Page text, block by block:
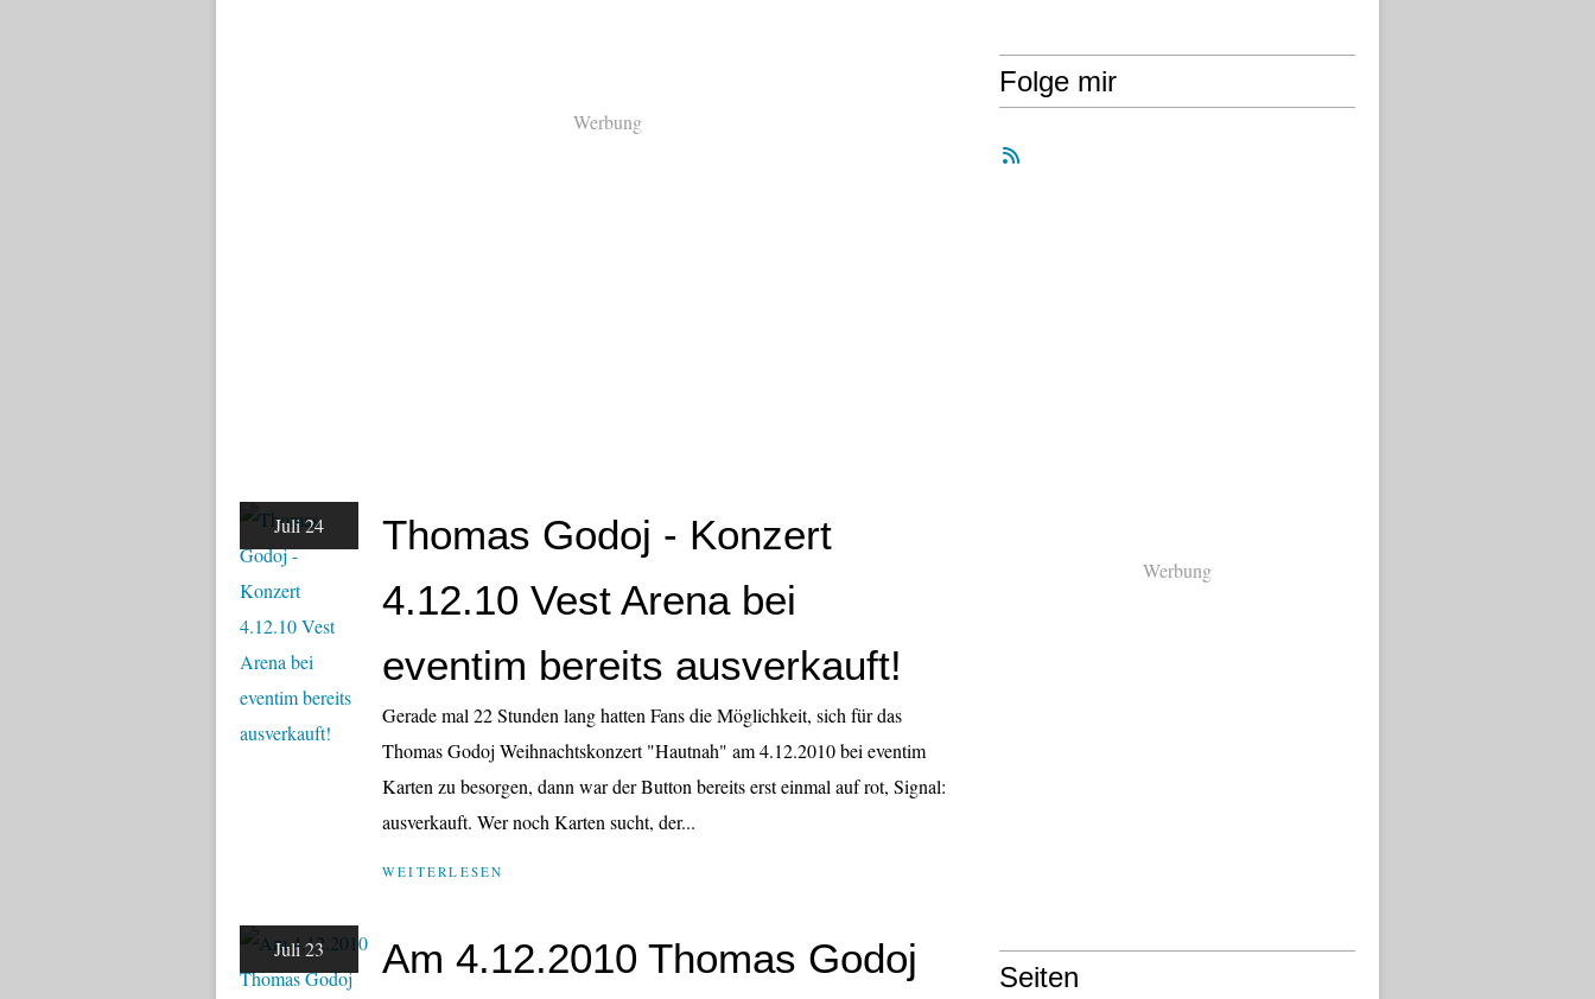
Werbung
Juli 24
Thomas Godoj - Konzert
4.12.10 Vest Arena bei
eventim bereits ausverkauft!
Gerade mal 22 Stunden lang hatten Fans die Möglichkeit, sich für das
Thomas Godoj Weihnachtskonzert "Hautnah" am 4.12.2010 bei eventim
Karten zu besorgen, dann war der Button bereits erst einmal auf rot, Signal:
ausverkauft. Wer noch Karten sucht, der...
WEITERLESEN
Juli 23
Am 4.12.2010 Thomas Godoj
Folge mir
Werbung
Seiten